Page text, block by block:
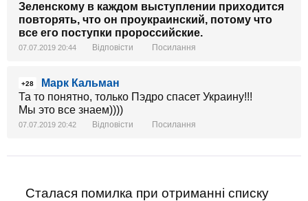
Зеленскому в каждом выступлении приходится
повторять, что он проукраинский, потому что
все его поступки пророссийские.
07.07.2019 20:44 Відповісти Посилання
+28
Марк Кальман
Та то понятно, только Пэдро спасет Украину!!!
Мы это все знаем))))
07.07.2019 20:42 Відповісти Посилання
Сталася помилка при отриманні списку